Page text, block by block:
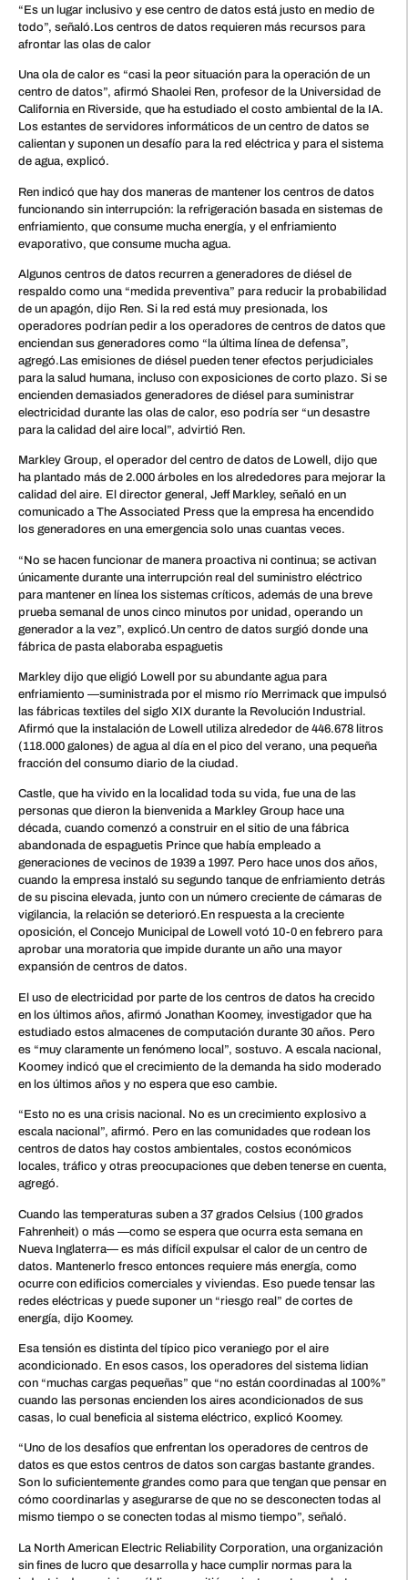
“Es un lugar inclusivo y ese centro de datos está justo en medio de
todo”, señaló.Los centros de datos requieren más recursos para
afrontar las olas de calor
Una ola de calor es “casi la peor situación para la operación de un
centro de datos”, afirmó Shaolei Ren, profesor de la Universidad de
California en Riverside, que ha estudiado el costo ambiental de la IA.
Los estantes de servidores informáticos de un centro de datos se
calientan y suponen un desafío para la red eléctrica y para el sistema
de agua, explicó.
Ren indicó que hay dos maneras de mantener los centros de datos
funcionando sin interrupción: la refrigeración basada en sistemas de
enfriamiento, que consume mucha energía, y el enfriamiento
evaporativo, que consume mucha agua.
Algunos centros de datos recurren a generadores de diésel de
respaldo como una “medida preventiva” para reducir la probabilidad
de un apagón, dijo Ren. Si la red está muy presionada, los
operadores podrían pedir a los operadores de centros de datos que
enciendan sus generadores como “la última línea de defensa”,
agregó.Las emisiones de diésel pueden tener efectos perjudiciales
para la salud humana, incluso con exposiciones de corto plazo. Si se
encienden demasiados generadores de diésel para suministrar
electricidad durante las olas de calor, eso podría ser “un desastre
para la calidad del aire local”, advirtió Ren.
Markley Group, el operador del centro de datos de Lowell, dijo que
ha plantado más de 2.000 árboles en los alrededores para mejorar la
calidad del aire. El director general, Jeff Markley, señaló en un
comunicado a The Associated Press que la empresa ha encendido
los generadores en una emergencia solo unas cuantas veces.
“No se hacen funcionar de manera proactiva ni continua; se activan
únicamente durante una interrupción real del suministro eléctrico
para mantener en línea los sistemas críticos, además de una breve
prueba semanal de unos cinco minutos por unidad, operando un
generador a la vez”, explicó.Un centro de datos surgió donde una
fábrica de pasta elaboraba espaguetis
Markley dijo que eligió Lowell por su abundante agua para
enfriamiento —suministrada por el mismo río Merrimack que impulsó
las fábricas textiles del siglo XIX durante la Revolución Industrial.
Afirmó que la instalación de Lowell utiliza alrededor de 446.678 litros
(118.000 galones) de agua al día en el pico del verano, una pequeña
fracción del consumo diario de la ciudad.
Castle, que ha vivido en la localidad toda su vida, fue una de las
personas que dieron la bienvenida a Markley Group hace una
década, cuando comenzó a construir en el sitio de una fábrica
abandonada de espaguetis Prince que había empleado a
generaciones de vecinos de 1939 a 1997. Pero hace unos dos años,
cuando la empresa instaló su segundo tanque de enfriamiento detrás
de su piscina elevada, junto con un número creciente de cámaras de
vigilancia, la relación se deterioró.En respuesta a la creciente
oposición, el Concejo Municipal de Lowell votó 10-0 en febrero para
aprobar una moratoria que impide durante un año una mayor
expansión de centros de datos.
El uso de electricidad por parte de los centros de datos ha crecido
en los últimos años, afirmó Jonathan Koomey, investigador que ha
estudiado estos almacenes de computación durante 30 años. Pero
es “muy claramente un fenómeno local”, sostuvo. A escala nacional,
Koomey indicó que el crecimiento de la demanda ha sido moderado
en los últimos años y no espera que eso cambie.
“Esto no es una crisis nacional. No es un crecimiento explosivo a
escala nacional”, afirmó. Pero en las comunidades que rodean los
centros de datos hay costos ambientales, costos económicos
locales, tráfico y otras preocupaciones que deben tenerse en cuenta,
agregó.
Cuando las temperaturas suben a 37 grados Celsius (100 grados
Fahrenheit) o más —como se espera que ocurra esta semana en
Nueva Inglaterra— es más difícil expulsar el calor de un centro de
datos. Mantenerlo fresco entonces requiere más energía, como
ocurre con edificios comerciales y viviendas. Eso puede tensar las
redes eléctricas y puede suponer un “riesgo real” de cortes de
energía, dijo Koomey.
Esa tensión es distinta del típico pico veraniego por el aire
acondicionado. En esos casos, los operadores del sistema lidian
con “muchas cargas pequeñas” que “no están coordinadas al 100%”
cuando las personas encienden los aires acondicionados de sus
casas, lo cual beneficia al sistema eléctrico, explicó Koomey.
“Uno de los desafíos que enfrentan los operadores de centros de
datos es que estos centros de datos son cargas bastante grandes.
Son lo suficientemente grandes como para que tengan que pensar en
cómo coordinarlas y asegurarse de que no se desconecten todas al
mismo tiempo o se conecten todas al mismo tiempo”, señaló.
La North American Electric Reliability Corporation, una organización
sin fines de lucro que desarrolla y hace cumplir normas para la